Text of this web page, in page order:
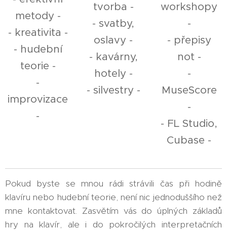
metody -
- kreativita -
- hudební
teorie -
-
improvizace
-
tvorba -
- svatby,
oslavy -
- kavárny,
hotely -
- silvestry -
workshopy
-
- přepisy
not -
-
MuseScore
-
- FL Studio,
Cubase -
Pokud byste se mnou rádi strávili čas při hodině
klavíru nebo hudební teorie, není nic jednoduššího než
mne kontaktovat. Zasvětím vás do úplných základů
hry na klavír, ale i do pokročilých interpretačních